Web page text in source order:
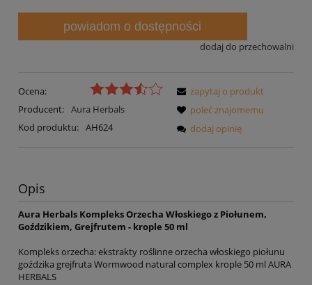
powiadom o dostępności
dodaj do przechowalni
Ocena:
Producent: Aura Herbals
Kod produktu: AH624
zapytaj o produkt
poleć znajomemu
dodaj opinię
Opis
Aura Herbals Kompleks Orzecha Włoskiego z Piołunem,
Goździkiem, Grejfrutem - krople 50 ml
Kompleks orzecha: ekstrakty roślinne orzecha włoskiego piołunu
goździka grejfruta Wormwood natural complex krople 50 ml AURA
HERBALS